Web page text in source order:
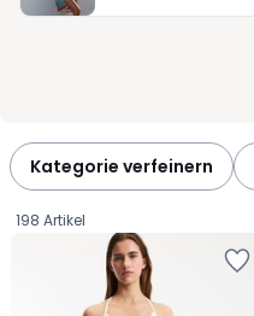
Kategorie verfeinern
198 Artikel